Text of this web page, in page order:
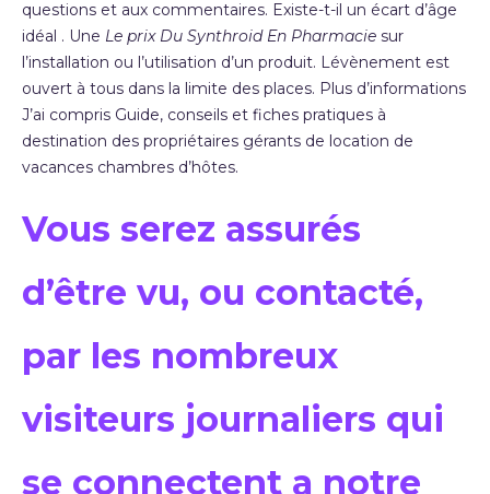
questions et aux commentaires. Existe-t-il un écart d’âge
idéal . Une Le prix Du Synthroid En Pharmacie sur
l’installation ou l’utilisation d’un produit. Lévènement est
ouvert à tous dans la limite des places. Plus d’informations
J’ai compris Guide, conseils et fiches pratiques à
destination des propriétaires gérants de location de
vacances chambres d’hôtes.
Vous serez assurés
d’être vu, ou contacté,
par les nombreux
visiteurs journaliers qui
se connectent a notre